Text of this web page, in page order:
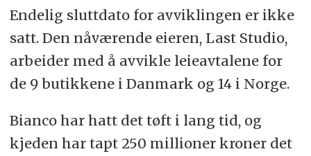
Endelig sluttdato for avviklingen er ikke
satt. Den nåværende eieren, Last Studio,
arbeider med å avvikle leieavtalene for
de 9 butikkene i Danmark og 14 i Norge.
Bianco har hatt det tøft i lang tid, og
kjeden har tapt 250 millioner kroner det